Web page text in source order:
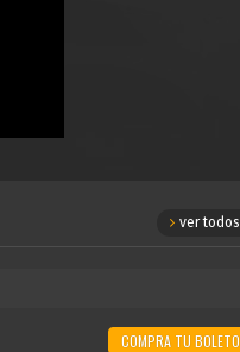
ver todos
COMPRA TU BOLETO